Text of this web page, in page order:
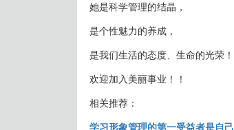
她是科学管理的结晶，
是个性魅力的养成，
是我们生活的态度、生命的光荣！
欢迎加入美丽事业！！
相关推荐：
学习形象管理的第一受益者是自己